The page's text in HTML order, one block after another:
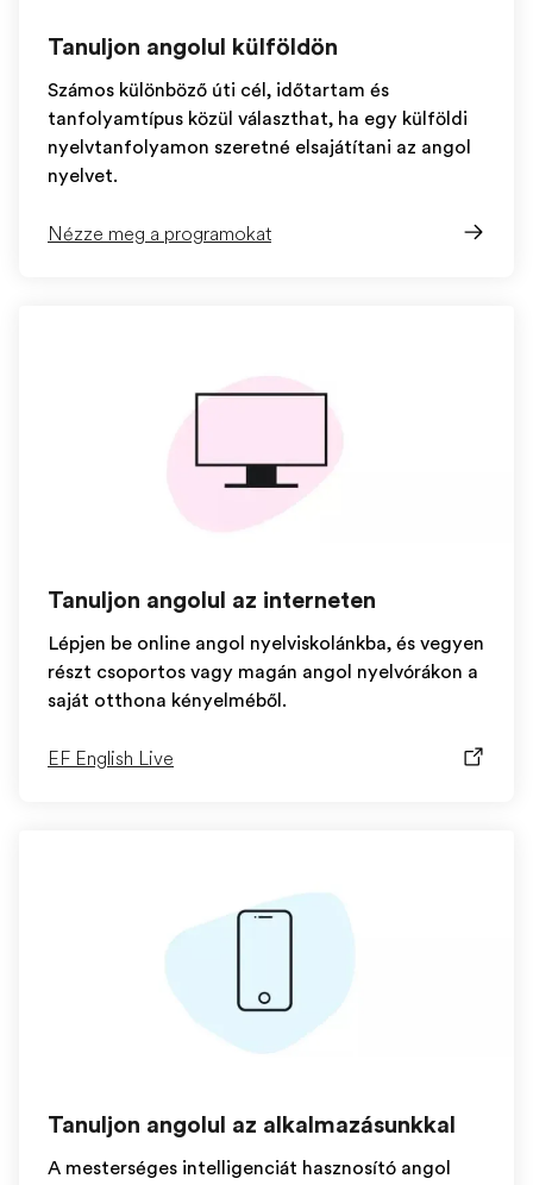
Tanuljon angolul külföldön
Számos különböző úti cél, időtartam és
tanfolyamtípus közül választhat, ha egy külföldi
nyelvtanfolyamon szeretné elsajátítani az angol
nyelvet.
Nézze meg a programokat
Tanuljon angolul az interneten
Lépjen be online angol nyelviskolánkba, és vegyen
részt csoportos vagy magán angol nyelvórákon a
saját otthona kényelméből.
EF English Live
Tanuljon angolul az alkalmazásunkkal
A mesterséges intelligenciát hasznosító angol